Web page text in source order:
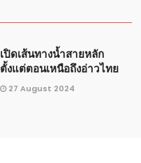
เปิดเส้นทางน้ำสายหลัก
ตั้งแต่ตอนเหนือถึงอ่าวไทย
27 August 2024